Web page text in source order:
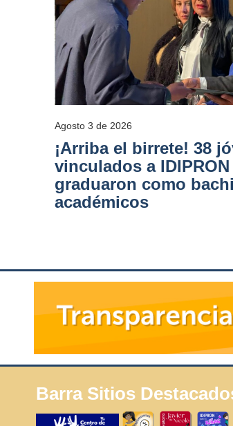
Agosto 3 de 2026
¡Arriba el birrete! 38
vinculados a IDIPRON
graduaron como
académicos
Barra Sitios